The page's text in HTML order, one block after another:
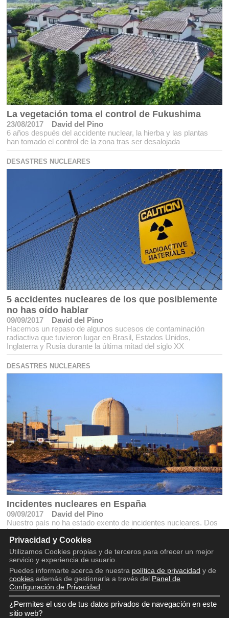
La vegetación toma el control de Fukushima
23/08/2017
David del Pino
6 años después del accidente nuclear, la hierba y las plantas
han tomado el control de la zona tras ser desalojada
DESASTRES NUCLEARES
5 accidentes nucleares de los que posiblemente
no has oído hablar
09/09/2017
David del Pino
Hacemos un repaso de algunos sucesos de contaminación
radiactiva que tuvieron lugar en Brasil, Estados Unidos,
Inglaterra y Rusia durante la última mitad del siglo XX
DESASTRES NUCLEARES
Incidentes nucleares en España
09/09/2017
David del Pino
Nuestro país no ha estado exento de incidentes nucleares. Dos
han sido los más relevantes y criticados por las asociaciones en
contra de la energía nuclear.
Copyright © 2016 - 2026
Aviso legal
Privacidad y Cookies
Utilizamos Cookies propias y de terceros para ofrecer un mejor
servicio y experiencia de usuario.
Puedes informarte acerca de nuestra política de privacidad y de
cookiesademás de gestionarla a través del Panel de
Configuración de Privacidad
¿Permites el uso de tus datos privados de navegación en este
sitio web?